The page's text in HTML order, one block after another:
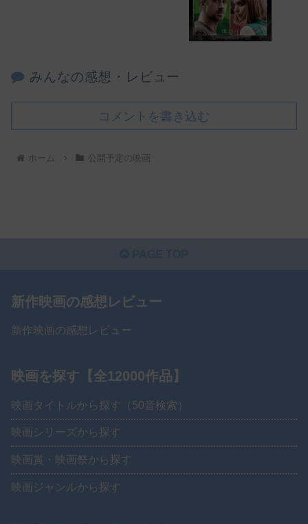
みんなの感想・レビュー
コメントを書き込む
ホーム 公開予定の映画
新作映画の感想レビュー
新作映画の感想レビュー
映画を探す【全12000作品】
映画タイトルから探す（50音検索）
映画シリーズから探す
映画賞・映画祭から探す
映画ジャンルから探す